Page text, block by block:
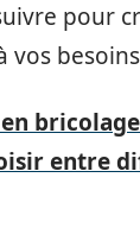
pour
vos
entre